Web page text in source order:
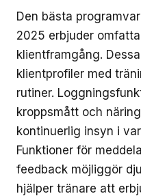
Den bästa
2025 erbjuder
klientframgång.
klientprofiler med
rutiner.
kroppsmått och
kontinuerlig insyn i
Funktioner för
feedback möjliggör
hjälper tränare att